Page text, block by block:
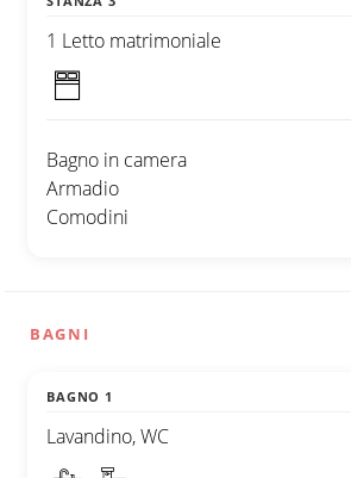
1 Letto matrimoniale
Bagno in camera
Armadio
Comodini
BAGNI
BAGNO 1
Lavandino, WC